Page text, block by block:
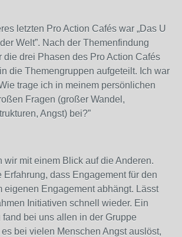
letzten Pro Action Cafés war „Das U
Welt”. Nach der Themenfindung
die drei Phasen des Pro Action Cafés
die Themengruppen aufgeteilt. Ich war
trage ich in meinem persönlichen
Fragen (großer Wandel,
Angst) bei?”
wir mit einem Blick auf die Anderen.
Erfahrung, dass Engagement für den
eigenen Engagement abhängt. Lässt
Initiativen schnell wieder. Ein
fand bei uns allen in der Gruppe
bei vielen Menschen Angst auslöst,